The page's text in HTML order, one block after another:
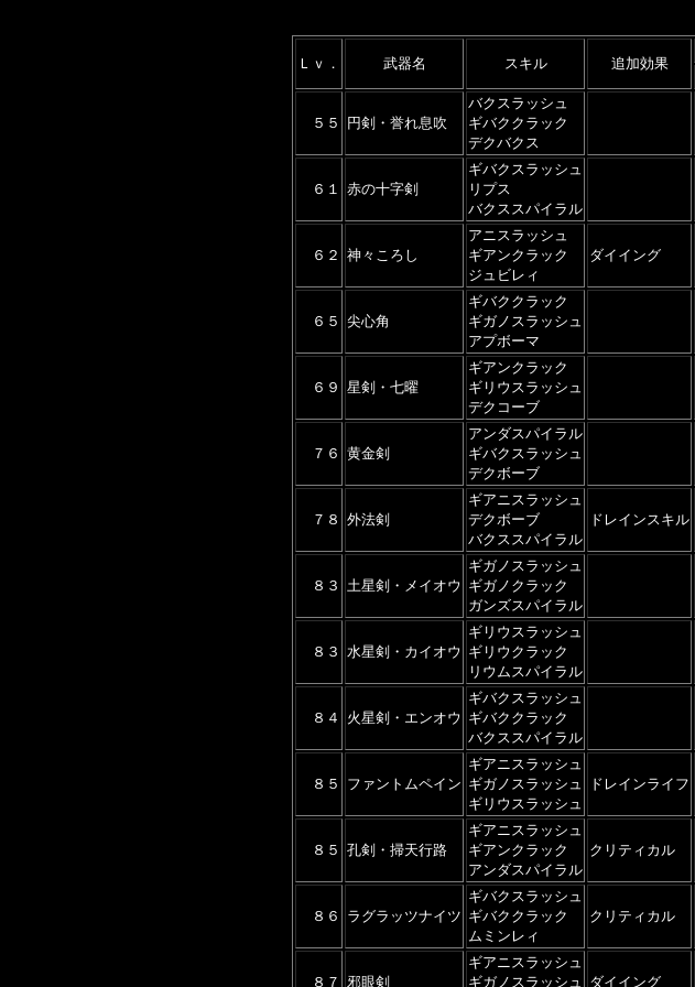
Ｌｖ． 武器名 スキル 追加効果
５５ 円剣・誉れ息吹
バクスラッシュ
ギバククラック
デクバクス
６１ 赤の十字剣
ギバクスラッシュ
リプス
バクススパイラル
６２ 神々ころし
アニスラッシュ
ギアンクラック
ジュビレィ
ダイイング
６５ 尖心角
ギバククラック
ギガノスラッシュ
アプボーマ
６９ 星剣・七曜
ギアンクラック
ギリウスラッシュ
デクコーブ
７６ 黄金剣
アンダスパイラル
ギバクスラッシュ
デクボーブ
７８ 外法剣
ギアニスラッシュ
デクボーブ
バクススパイラル
ドレインスキル
８３ 土星剣・メイオウ
ギガノスラッシュ
ギガノクラック
ガンズスパイラル
８３ 水星剣・カイオウ
ギリウスラッシュ
ギリウクラック
リウムスパイラル
８４ 火星剣・エンオウ
ギバクスラッシュ
ギバククラック
バクススパイラル
８５ ファントムペイン
ギアニスラッシュ
ギガノスラッシュ
ギリウスラッシュ
ドレインライフ
８５ 孔剣・掃天行路
ギアニスラッシュ
ギアンクラック
アンダスパイラル
クリティカル
８６ ラグラッツナイツ
ギバクスラッシュ
ギバククラック
ムミンレィ
クリティカル
８７ 邪眼剣
ギアニスラッシュ
ギガノスラッシュ ダイイング